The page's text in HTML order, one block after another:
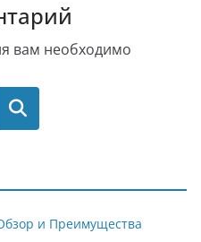
вам необходимо
Поиск
и Преимущества